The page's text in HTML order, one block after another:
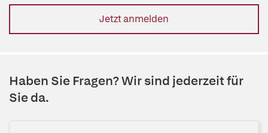
Jetzt anmelden
Haben Sie Fragen? Wir sind jederzeit für
Sie da.